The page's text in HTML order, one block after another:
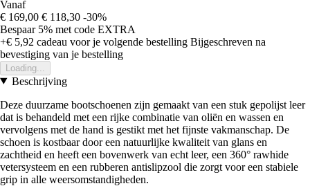
Vanaf
€ 169,00 € 118,30 -30%
Bespaar 5% met code EXTRA
+€ 5,92 cadeau voor je volgende bestelling Bijgeschreven na
bevestiging van je bestelling
Loading...
Beschrijving
Deze duurzame bootschoenen zijn gemaakt van een stuk gepolijst leer
dat is behandeld met een rijke combinatie van oliën en wassen en
vervolgens met de hand is gestikt met het fijnste vakmanschap. De
schoen is kostbaar door een natuurlijke kwaliteit van glans en
zachtheid en heeft een bovenwerk van echt leer, een 360° rawhide
vetersysteem en een rubberen antislipzool die zorgt voor een stabiele
grip in alle weersomstandigheden.